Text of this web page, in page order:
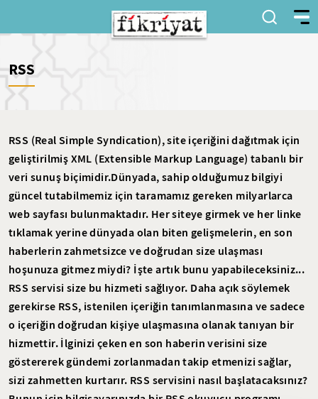
RSS
RSS (Real Simple Syndication), site içeriğini dağıtmak için
geliştirilmiş XML (Extensible Markup Language) tabanlı bir
veri sunuş biçimidir.Dünyada, sahip olduğumuz bilgiyi
güncel tutabilmemiz için taramamız gereken milyarlarca
web sayfası bulunmaktadır. Her siteye girmek ve her linke
tıklamak yerine dünyada olan biten gelişmelerin, en son
haberlerin zahmetsizce ve doğrudan size ulaşması
hoşunuza gitmez miydi? İşte artık bunu yapabileceksiniz...
RSS servisi size bu hizmeti sağlıyor. Daha açık söylemek
gerekirse RSS, istenilen içeriğin tanımlanmasına ve sadece
o içeriğin doğrudan kişiye ulaşmasına olanak tanıyan bir
hizmettir. İlginizi çeken en son haberin verisini size
göstererek gündemi zorlanmadan takip etmenizi sağlar,
sizi zahmetten kurtarır. RSS servisini nasıl başlatacaksınız?